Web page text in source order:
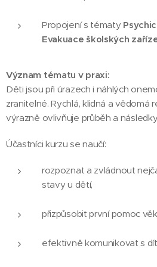
Propojení s tématy
Evakuace školských
Význam tématu v praxi:
Děti jsou při úrazech i náhlých
zranitelné. Rychlá, klidná a vědomá
výrazně ovlivňuje průběh a
Účastníci kurzu se naučí:
rozpoznat a zvládnout
stavy u dětí,
přizpůsobit první pomoc
efektivně komunikovat s